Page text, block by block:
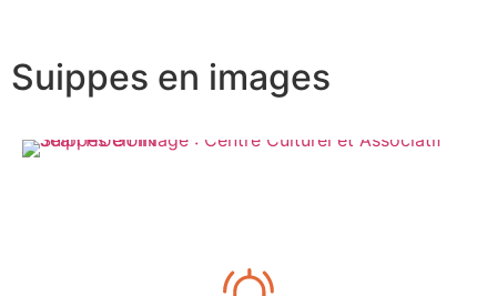
Suippes en images